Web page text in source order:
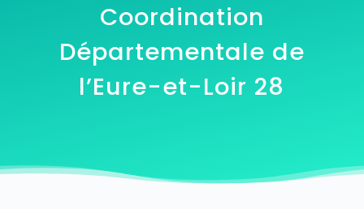
Coordination
Départementale de
l’Eure-et-Loir 28